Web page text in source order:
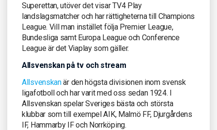
Superettan, utöver det visar TV4 Play
landslagsmatcher och har rättigheterna till Champions
League. Vill man instället följa Premier League,
Bundesliga samt Europa League och Conference
League är det Viaplay som gäller.
Allsvenskan på tv och stream
Allsvenskanär den högsta divisionen inom svensk
ligafotboll och har varit med oss sedan 1924. I
Allsvenskan spelar Sveriges bästa och största
klubbar som till exempel AIK, Malmö FF, Djurgårdens
IF, Hammarby IF och Norrköping.